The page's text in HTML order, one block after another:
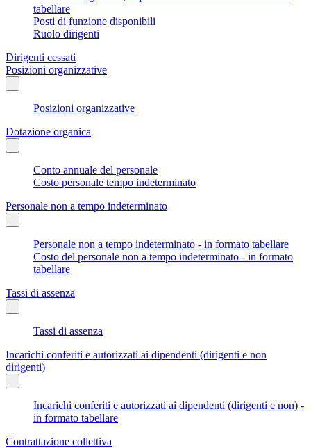
tabellare
Posti di funzione disponibili
Ruolo dirigenti
Dirigenti cessati
Posizioni organizzative
Posizioni organizzative
Dotazione organica
Conto annuale del personale
Costo personale tempo indeterminato
Personale non a tempo indeterminato
Personale non a tempo indeterminato - in formato tabellare
Costo del personale non a tempo indeterminato - in formato
tabellare
Tassi di assenza
Tassi di assenza
Incarichi conferiti e autorizzati ai dipendenti (dirigenti e non
dirigenti)
Incarichi conferiti e autorizzati ai dipendenti (dirigenti e non) -
in formato tabellare
Contrattazione collettiva